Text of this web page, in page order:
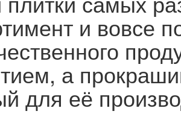
и вовсе
а
для её